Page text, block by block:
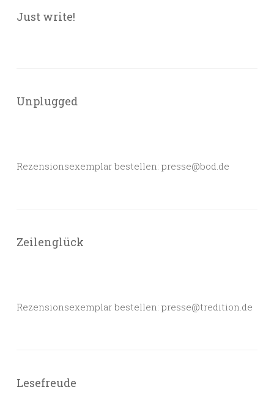
Just write!
Unplugged
Rezensionsexemplar bestellen: presse@bod.de
Zeilenglück
Rezensionsexemplar bestellen: presse@tredition.de
Lesefreude